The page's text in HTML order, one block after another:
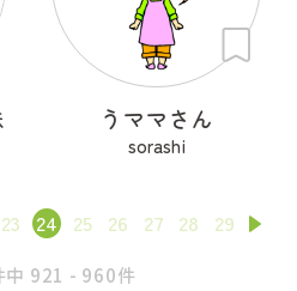
うママさん
sorashi
23 24 25 26 27 28 29
中 921 - 960件